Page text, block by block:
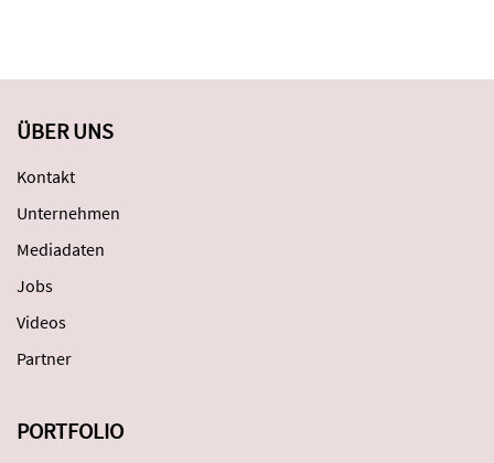
ÜBER UNS
Kontakt
Unternehmen
Mediadaten
Jobs
Videos
Partner
PORTFOLIO